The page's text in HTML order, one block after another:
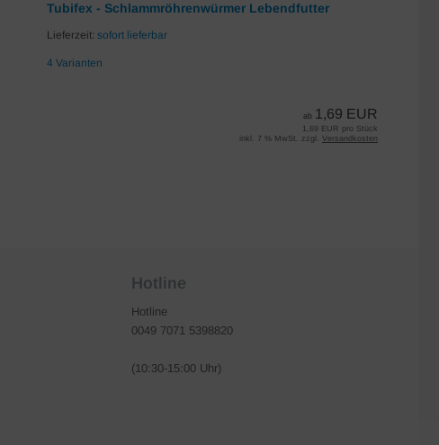
Tubifex - Schlammröhrenwürmer Lebendfutter
Lieferzeit: sofort lieferbar
4 Varianten
ab 1,69 EUR
1,69 EUR pro Stück
inkl. 7 % MwSt. zzgl. Versandkosten
Hotline
Hotline
0049 7071 5398820
(10:30-15:00 Uhr)